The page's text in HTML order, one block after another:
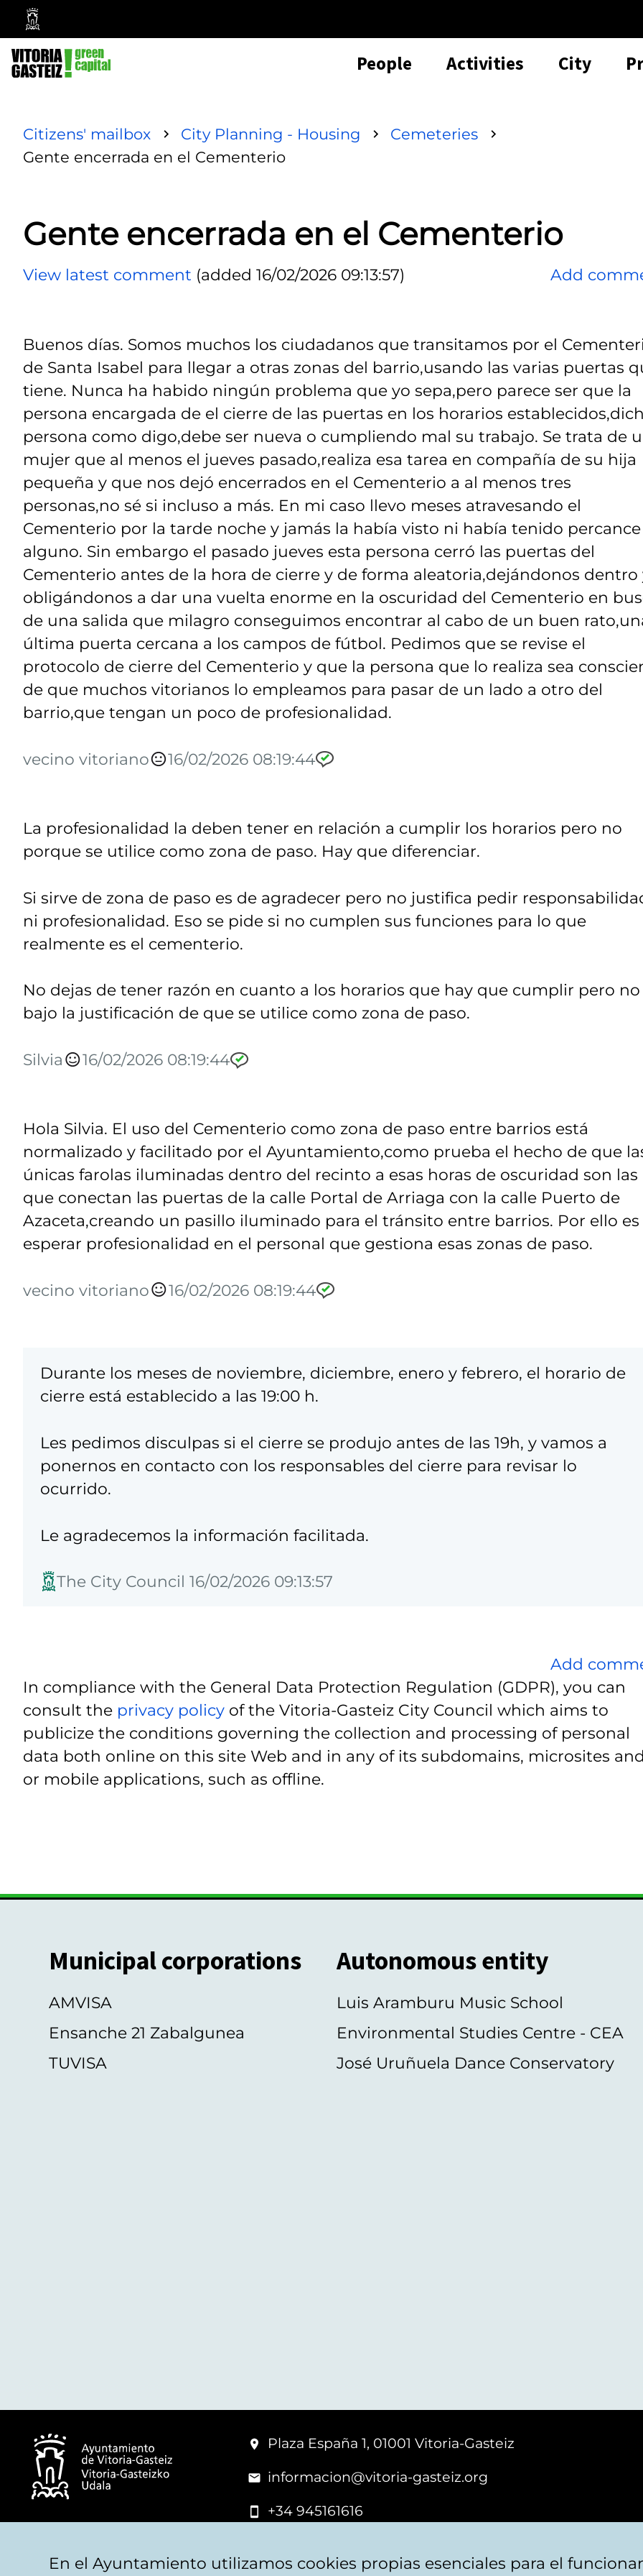
Vitoria-
Gasteiz
City
Council
People Activities City
Citizens' mailbox City Planning - Housing
Cemeteries
Gente encerrada en el Cementerio
Gente encerrada en el Cementerio
View latest comment (added 16/02/2026 09:13:57) Add
Buenos días. Somos muchos los ciudadanos que transitamos por el
de Santa Isabel para llegar a otras zonas del barrio,usando las varias puertas
tiene. Nunca ha habido ningún problema que yo sepa,pero parece ser que la
persona encargada de el cierre de las puertas en los horarios
persona como digo,debe ser nueva o cumpliendo mal su trabajo. Se trata de
mujer que al menos el jueves pasado,realiza esa tarea en compañía de su hija
pequeña y que nos dejó encerrados en el Cementerio a al menos tres
personas,no sé si incluso a más. En mi caso llevo meses atravesando el
Cementerio por la tarde noche y jamás la había visto ni había tenido percance
alguno. Sin embargo el pasado jueves esta persona cerró las puertas del
Cementerio antes de la hora de cierre y de forma aleatoria,dejándonos dentro
obligándonos a dar una vuelta enorme en la oscuridad del Cementerio en
de una salida que milagro conseguimos encontrar al cabo de un buen
última puerta cercana a los campos de fútbol. Pedimos que se revise el
protocolo de cierre del Cementerio y que la persona que lo realiza sea
de que muchos vitorianos lo empleamos para pasar de un lado a otro del
barrio,que tengan un poco de profesionalidad.
vecino vitoriano 16/02/2026 08:19:44
La profesionalidad la deben tener en relación a cumplir los horarios pero no
porque se utilice como zona de paso. Hay que diferenciar.
Si sirve de zona de paso es de agradecer pero no justifica pedir
ni profesionalidad. Eso se pide si no cumplen sus funciones para lo que
realmente es el cementerio.
No dejas de tener razón en cuanto a los horarios que hay que cumplir pero no
bajo la justificación de que se utilice como zona de paso.
Silvia 16/02/2026 08:19:44
Hola Silvia. El uso del Cementerio como zona de paso entre barrios está
normalizado y facilitado por el Ayuntamiento,como prueba el hecho de que
únicas farolas iluminadas dentro del recinto a esas horas de oscuridad son las
que conectan las puertas de la calle Portal de Arriaga con la calle Puerto de
Azaceta,creando un pasillo iluminado para el tránsito entre barrios. Por ello es
esperar profesionalidad en el personal que gestiona esas zonas de paso.
vecino vitoriano 16/02/2026 08:19:44
Durante los meses de noviembre, diciembre, enero y febrero, el horario de
cierre está establecido a las 19:00 h.
Les pedimos disculpas si el cierre se produjo antes de las 19h, y vamos a
ponernos en contacto con los responsables del cierre para revisar lo
ocurrido.
Le agradecemos la información facilitada.
The City Council 16/02/2026 09:13:57
Add
In compliance with the General Data Protection Regulation (GDPR), you can
consult the privacy policy of the Vitoria-Gasteiz City Council which aims to
publicize the conditions governing the collection and processing of personal
data both online on this site Web and in any of its subdomains, microsites
or mobile applications, such as offline.
Municipal corporations
AMVISA
Ensanche 21 Zabalgunea
TUVISA
Autonomous entity
Luis Aramburu Music School
Environmental Studies Centre - CEA
José Uruñuela Dance Conservatory
Plaza España 1, 01001 Vitoria-Gasteiz
informacion@vitoria-gasteiz.org
+34 945161616
En el Ayuntamiento utilizamos cookies propias esenciales para el